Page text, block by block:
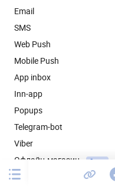
Email
SMS
Web Push
Mobile Push
App inbox
Inn-app
Popups
Telegram-bot
Viber
Офлайн-магазин
Возможности